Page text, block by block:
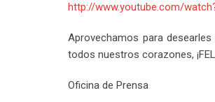
http://www.youtube.com/
Aprovechamos para
todos nuestros corazones,
Oficina de Prensa